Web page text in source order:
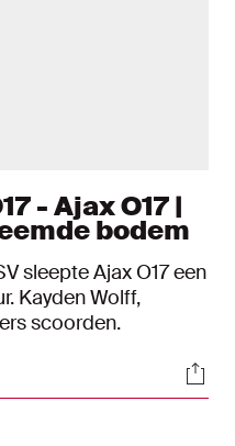
- Ajax O17 |
bodem
sleepte Ajax O17 een
Kayden Wolff,
scoorden.